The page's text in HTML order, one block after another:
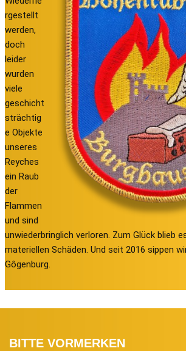
rgestellt
werden,
doch
leider
wurden
viele
geschicht
strächtig
e Objekte
unseres
Reyches
ein Raub
der
Flammen
und sind
unwiederbringlich verloren. Zum Glück blieb
materiellen Schäden. Und seit 2016 sippen
Gôgenburg.
BITTE VORMERKEN